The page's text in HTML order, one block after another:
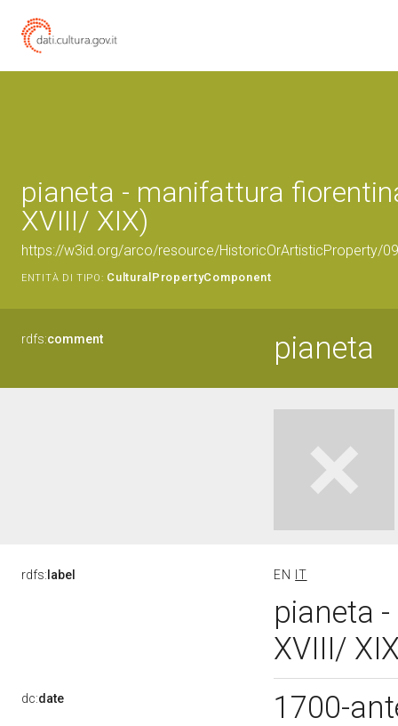
pianeta - manifattura
XVIII/ XIX)
https://w3id.org/arco/resource/HistoricOrArtisticProperty/
ENTITÀ DI TIPO: CulturalPropertyComponent
rdfs:comment pianeta
rdfs: label EN IT
pianeta
XVIII/
dc:date 1700-